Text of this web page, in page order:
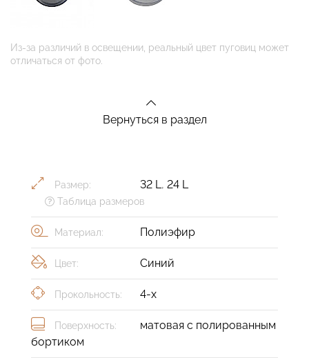
Из-за различий в освещении, реальный цвет пуговиц может
отличаться от фото.
Вернуться в раздел
Размер: 32 L, 24 L
Таблица размеров
Материал: Полиэфир
Цвет: Синий
Прокольность: 4-х
Поверхность:
матовая с полированным
бортиком